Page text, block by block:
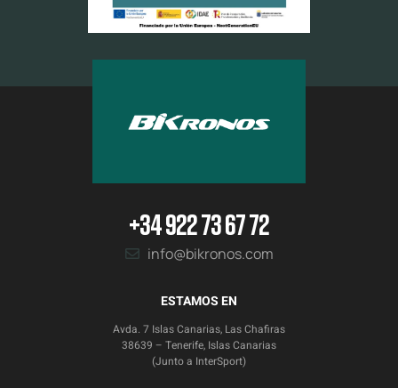
+34 922 73 67 72
info@bikronos.com
ESTAMOS EN
Avda. 7 Islas Canarias, Las Chafiras
38639 – Tenerife, Islas Canarias
(Junto a InterSport)